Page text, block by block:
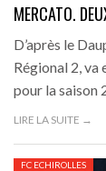
MERCATO.
D’après le
Régional 2,
pour la saison
LIRE LA SUITE →
FC ECHIROLLES